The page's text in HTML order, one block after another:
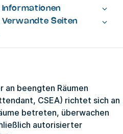
Informationen
Verwandte Seiten
an beengten Räumen
CSEA) richtet sich an
betreten, überwachen
autorisierter